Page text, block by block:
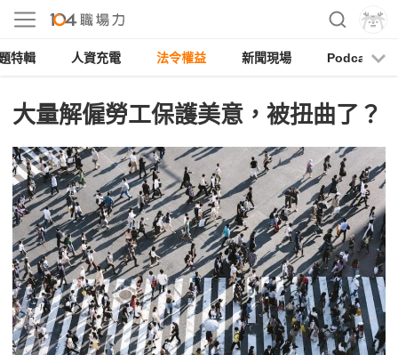
特輯 人資充電 法令權益 新聞現場 Podcast
大量解僱勞工保護美意，被扭曲了？